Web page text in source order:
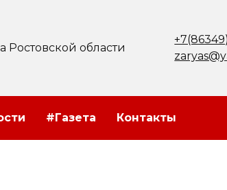
Ростовской области
#Газета Контакты